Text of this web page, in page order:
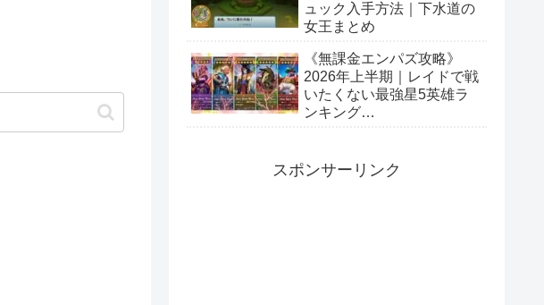
ュック入手方法｜下水道の
女王まとめ
《無課金エンパズ攻略》
2026年上半期｜レイドで戦
いたくない最強星5英雄ラ
ンキング
スポンサーリンク